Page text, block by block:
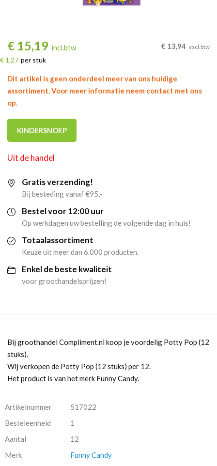
€ 15,19 incl.btw
€ 1,27 per stuk
€ 13,94 excl.btw
Dit artikel is geen onderdeel meer van ons huidige
assortiment. Voor meer informatie neem contact met ons
op.
KINDERSNOEP
Uit de handel
Gratis verzending!
Bij besteding vanaf €95,-
Bestel voor 12:00 uur
Op werkdagen uw bestelling de volgende dag in huis!
Totaalassortiment
Keuze uit meer dan 6.000 producten.
Enkel de beste kwaliteit
voor groothandelsprijzen!
Bij groothandel Compliment.nl koop je voordelig Potty Pop (12
stuks).
Wij verkopen de Potty Pop (12 stuks) per 12.
Het product is van het merk Funny Candy.
Artikelnummer
517022
Besteleenheid
1
Aantal
12
Merk
Funny Candy